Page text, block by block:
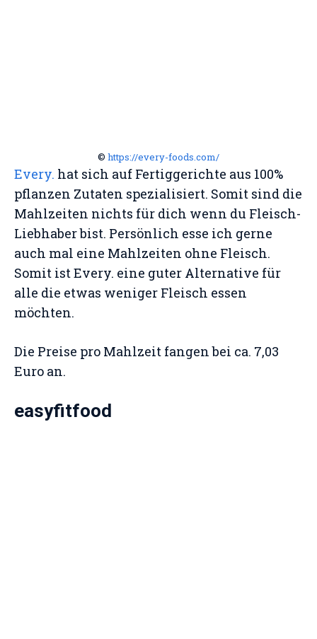
© https://every-foods.com/
Every. hat sich auf Fertiggerichte aus 100%
pflanzen Zutaten spezialisiert. Somit sind die
Mahlzeiten nichts für dich wenn du Fleisch-
Liebhaber bist. Persönlich esse ich gerne
auch mal eine Mahlzeiten ohne Fleisch.
Somit ist Every. eine guter Alternative für
alle die etwas weniger Fleisch essen
möchten.
Die Preise pro Mahlzeit fangen bei ca. 7,03
Euro an.
easyfitfood